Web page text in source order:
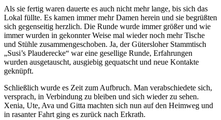
Als sie fertig waren dauerte es auch nicht mehr lange, bis sich das
Lokal füllte. Es kamen immer mehr Damen herein und sie begrüßten
sich gegenseitig herzlich. Die Runde wurde immer größer und wie
immer wurden in gekonnter Weise mal wieder noch mehr Tische
und Stühle zusammengeschoben. Ja, der Gütersloher Stammtisch
„Susi’s Plauderecke“ war eine gesellige Runde, Erfahrungen
wurden ausgetauscht, ausgiebig gequatscht und neue Kontakte
geknüpft.
Schließlich wurde es Zeit zum Aufbruch. Man verabschiedete sich,
versprach, in Verbindung zu bleiben und sich wieder zu sehen.
Xenia, Ute, Ava und Gitta machten sich nun auf den Heimweg und
in rasanter Fahrt ging es zurück nach Erkrath.